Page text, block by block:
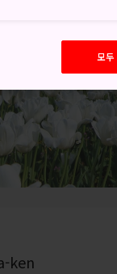
ken
모두